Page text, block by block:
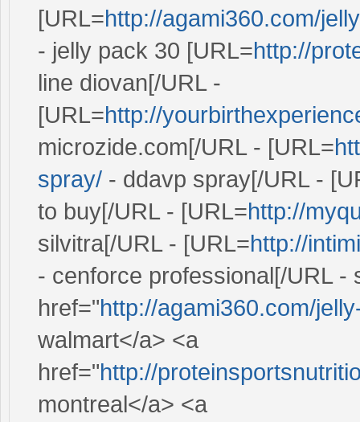
[URL=http://agami360.com/
- jelly pack 30 [URL=http://
line diovan[/URL -
[URL=http://
microzide.com[/URL - [URL=
spray/ - ddavp spray[/URL -
to buy[/URL - [URL=http://
silvitra[/URL - [URL=http://
- cenforce professional[/URL -
href="http://agami360.com/
walmart</a> <a
href="http://
montreal</a> <a